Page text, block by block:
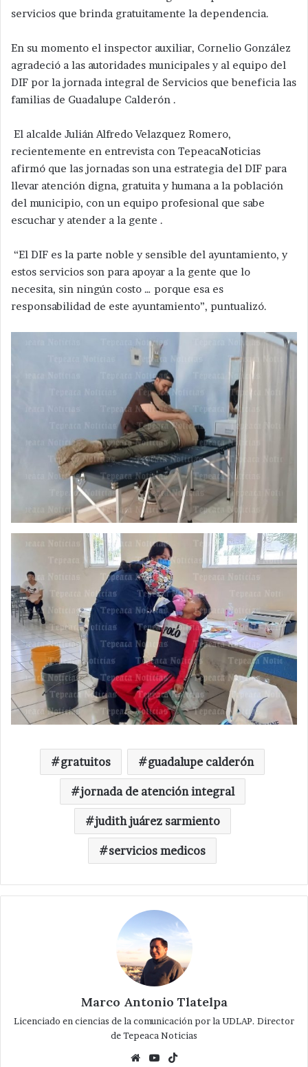
servicios que brinda gratuitamente la dependencia.
En su momento el inspector auxiliar, Cornelio González
agradeció a las autoridades municipales y al equipo del
DIF por la jornada integral de Servicios que beneficia las
familias de Guadalupe Calderón .
El alcalde Julián Alfredo Velazquez Romero,
recientemente en entrevista con TepeacaNoticias
afirmó que las jornadas son una estrategia del DIF para
llevar atención digna, gratuita y humana a la población
del municipio, con un equipo profesional que sabe
escuchar y atender a la gente .
“El DIF es la parte noble y sensible del ayuntamiento, y
estos servicios son para apoyar a la gente que lo
necesita, sin ningún costo … porque esa es
responsabilidad de este ayuntamiento”, puntualizó.
gratuitos guadalupe calderón
jornada de atención integral
judith juárez sarmiento
servicios medicos
Marco Antonio Tlatelpa
Licenciado en ciencias de la comunicación por la UDLAP. Director
de Tepeaca Noticias
WebsiteYouTube